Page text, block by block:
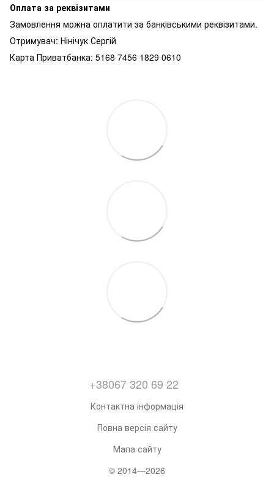
Оплата за реквізитами
Замовлення можна оплатити за банківськими реквізитами.
Отримувач: Нінічук Сергій
Карта Приватбанка: 5168 7456 1829 0610
+38067 320 69 22
Контактна інформація
Повна версія сайту
Мапа сайту
© 2014—2026